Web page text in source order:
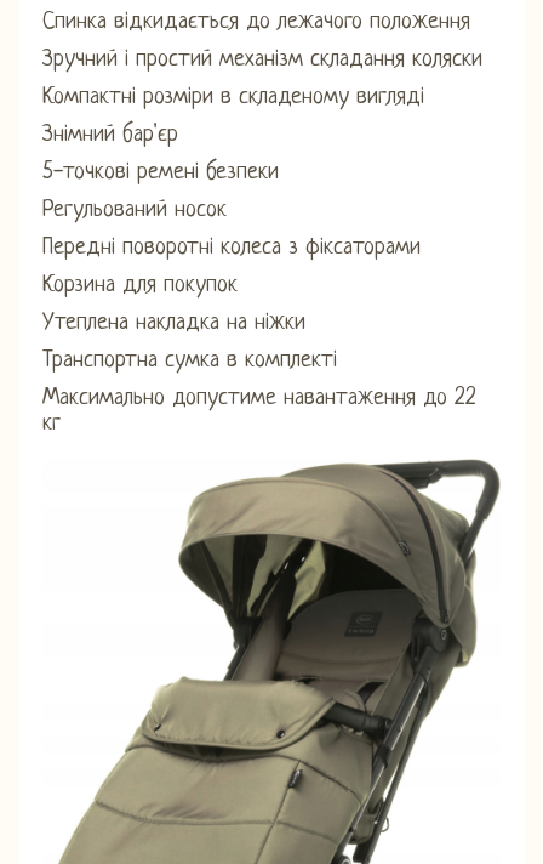
Спинка відкидається до лежачого положення
Зручний і простий механізм складання коляски
Компактні розміри в складеному вигляді
Знімний бар'єр
5-точкові ремені безпеки
Регульований носок
Передні поворотні колеса з фіксаторами
Корзина для покупок
Утеплена накладка на ніжки
Транспортна сумка в комплекті
Максимально допустиме навантаження до 22
кг